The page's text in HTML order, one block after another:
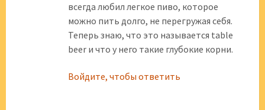
всегда любил легкое пиво, которое
можно пить долго, не перегружая себя.
Теперь знаю, что это называется table
beer и что у него такие глубокие корни.
Войдите, чтобы ответить